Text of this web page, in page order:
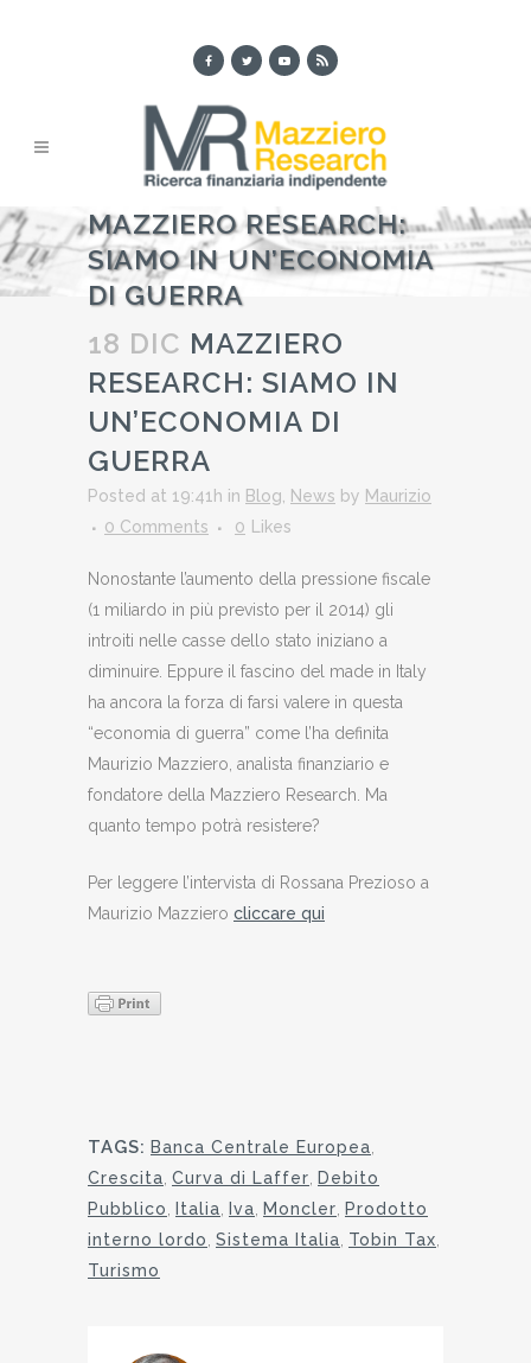
MAZZIERO RESEARCH:
SIAMO IN UN’ECONOMIA
DI GUERRA
18 DIC MAZZIERO
RESEARCH: SIAMO IN
UN’ECONOMIA DI
GUERRA
Posted at 19:41h in Blog, News by Maurizio
0 Comments
0 Likes
Nonostante l’aumento della pressione fiscale
(1 miliardo in più previsto per il 2014) gli
introiti nelle casse dello stato iniziano a
diminuire. Eppure il fascino del made in Italy
ha ancora la forza di farsi valere in questa
“economia di guerra” come l’ha definita
Maurizio Mazziero, analista finanziario e
fondatore della Mazziero Research. Ma
quanto tempo potrà resistere?
Per leggere l’intervista di Rossana Prezioso a
Maurizio Mazziero cliccare qui
TAGS: Banca Centrale Europea,
Crescita, Curva di Laffer, Debito
Pubblico, Italia, Iva, Moncler, Prodotto
interno lordo, Sistema Italia, Tobin Tax,
Turismo